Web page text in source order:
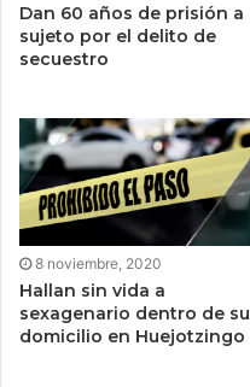
Dan 60 años de prisión a
sujeto por el delito de
secuestro
8 noviembre, 2020
Hallan sin vida a
sexagenario dentro de su
domicilio en Huejotzingo